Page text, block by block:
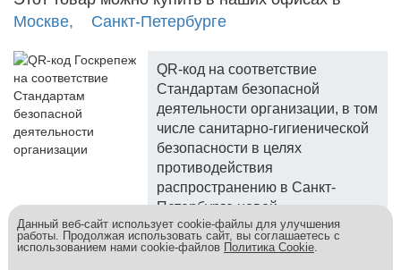
Москве,
Санкт-Петербурге
QR-код на соответствие
Стандартам безопасной
деятельности организации, в том
числе санитарно-гигиенической
безопасности в целях
противодействия
распространению в Санкт-
Петербурге новой
коронавирусной инфекции.
Данный веб-сайт использует cookie-файлы для улучшения
работы. Продолжая использовать сайт, вы соглашаетесь с
использованием нами cookie-файлов Политика Cookie.